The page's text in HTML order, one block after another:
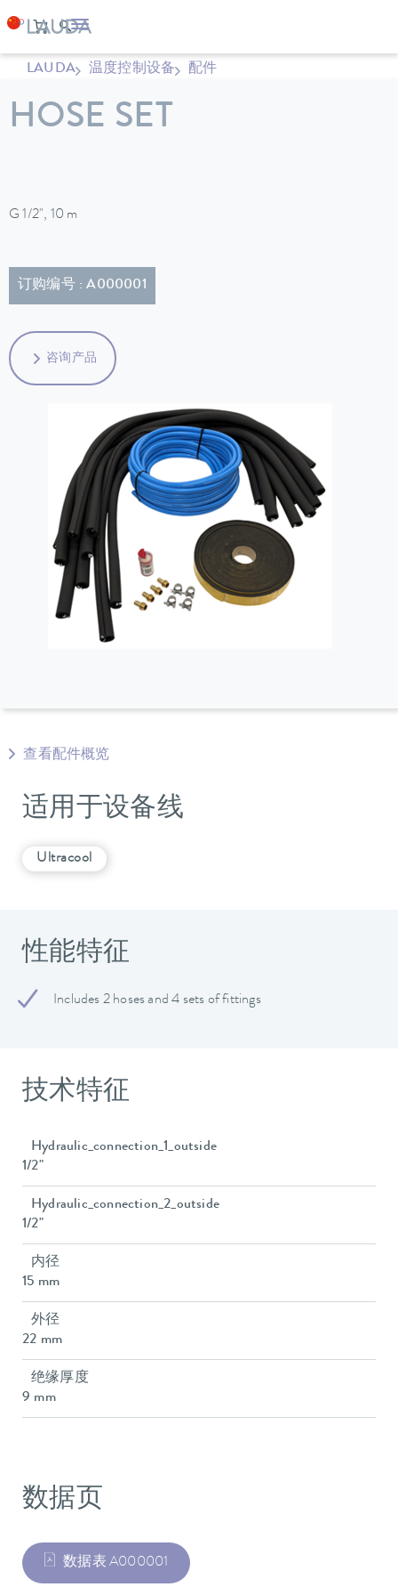
LAUDA 温度控制设备 配件
HOSE SET
G 1/2", 10 m
订购编号 : A000001
咨询产品
查看配件概览
适用于设备线
Ultracool
性能特征
Includes 2 hoses and 4 sets of fittings
技术特征
Hydraulic_connection_1_outside
1/2"
Hydraulic_connection_2_outside
1/2"
内径
15 mm
外径
22 mm
绝缘厚度
9 mm
数据页
数据表 A000001